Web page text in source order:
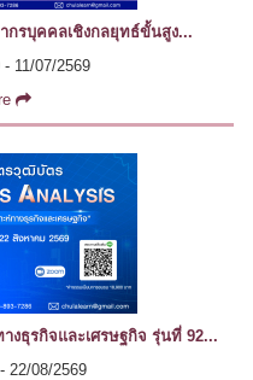
รบุคคลเชิงกลยุทธ์ขั้นสูง...
11/07/2569
งธุรกิจและเศรษฐกิจ รุ่นที่ 92...
22/08/2569